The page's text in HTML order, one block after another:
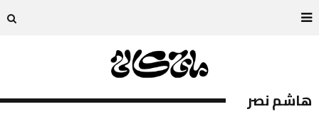
هاشم نصر